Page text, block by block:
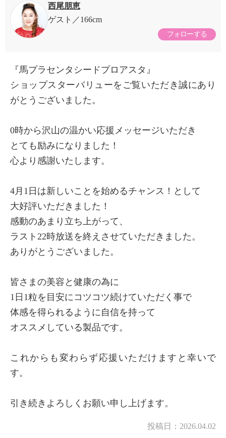
× 商品紹介
西尾朋恵
ゲスト
166cm
フォローする
『馬プラセンタシードプロアスタ』
ショップスターバリューをご覧いただき誠にあり
がとうございました。
0時から沢山の温かい応援メッセージいただき
とても励みになりました！
心より感謝いたします。
4月1日は新しいことを始めるチャンス！として
大好評いただきました！
感動のあまり立ち上がって、
ラスト22時放送を終えさせていただきました。
ありがとうございました。
皆さまの美容と健康の為に
1日1粒を目安にコツコツ続けていただく事で
体感を得られるように自信を持って
オススメしている製品です。
これからも変わらず応援いただけますと幸いで
す。
引き続きよろしくお願い申し上げます。
投稿日： 2026.04.02